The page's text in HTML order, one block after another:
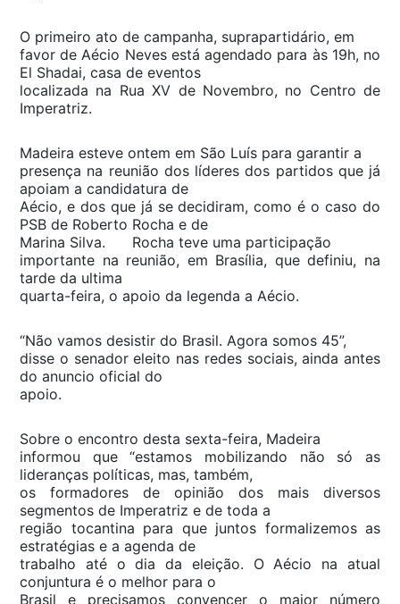
O primeiro ato de campanha, suprapartidário, em
favor de Aécio Neves está agendado para às 19h, no
El Shadai, casa de eventos
localizada na Rua XV de Novembro, no Centro de
Imperatriz.
Madeira esteve ontem em São Luís para garantir a
presença na reunião dos líderes dos partidos que já
apoiam a candidatura de
Aécio, e dos que já se decidiram, como é o caso do
PSB de Roberto Rocha e de
Marina Silva. Rocha teve uma participação
importante na reunião, em Brasília, que definiu, na
tarde da ultima
quarta-feira, o apoio da legenda a Aécio.
“Não vamos desistir do Brasil. Agora somos 45”,
disse o senador eleito nas redes sociais, ainda antes
do anuncio oficial do
apoio.
Sobre o encontro desta sexta-feira, Madeira
informou que “estamos mobilizando não só as
lideranças políticas, mas, também,
os formadores de opinião dos mais diversos
segmentos de Imperatriz e de toda a
região tocantina para que juntos formalizemos as
estratégias e a agenda de
trabalho até o dia da eleição. O Aécio na atual
conjuntura é o melhor para o
Brasil e precisamos convencer o maior número